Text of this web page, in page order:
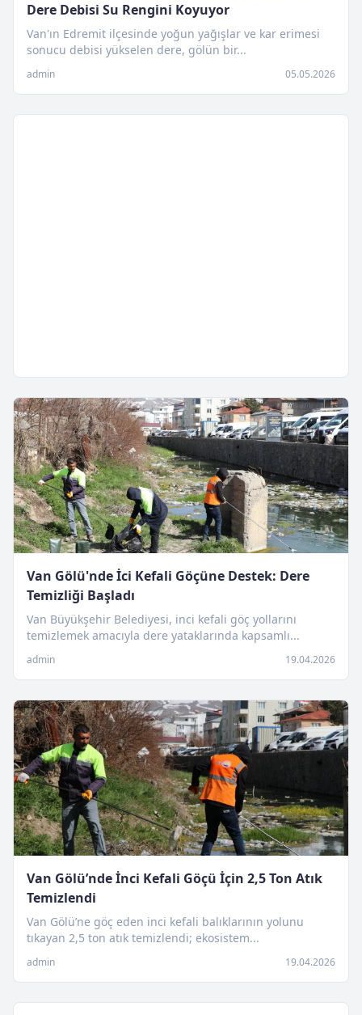
Dere Debisi Su Rengini Koyuyor
Van'ın Edremit ilçesinde yoğun yağışlar ve kar erimesi
sonucu debisi yükselen dere, gölün bir...
admin 05.05.2026
Van Gölü'nde İci Kefali Göçüne Destek: Dere
Temizliği Başladı
Van Büyükşehir Belediyesi, inci kefali göç yollarını
temizlemek amacıyla dere yataklarında kapsamlı...
admin 19.04.2026
Van Gölü’nde İnci Kefali Göçü İçin 2,5 Ton Atık
Temizlendi
Van Gölü’ne göç eden inci kefali balıklarının yolunu
tıkayan 2,5 ton atık temizlendi; ekosistem...
admin 19.04.2026